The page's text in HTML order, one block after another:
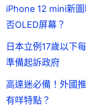
iPhone 12 mini新
否OLED屏幕？
日本立例17歲以下
準備起訴政府
高達迷必備！外國
有咩特點？